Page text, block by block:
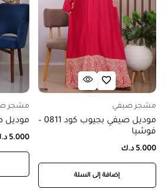
مشجر صيفي
موديل صيفي بجيوب كود 0811 –
فوشيا
5.000 د.ك
إضافة إلى السلة
مشجر
موديل صيفي
5.000